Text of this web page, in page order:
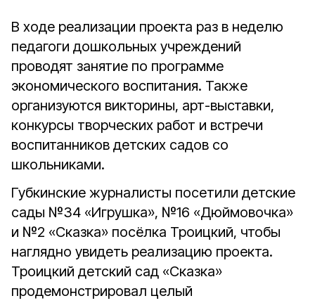
В ходе реализации проекта раз в неделю
педагоги дошкольных учреждений
проводят занятие по программе
экономического воспитания. Также
организуются викторины, арт-выставки,
конкурсы творческих работ и встречи
воспитанников детских садов со
школьниками.
Губкинские журналисты посетили детские
сады №34 «Игрушка», №16 «Дюймовочка»
и №2 «Сказка» посёлка Троицкий, чтобы
наглядно увидеть реализацию проекта.
Троицкий детский сад «Сказка»
продемонстрировал целый